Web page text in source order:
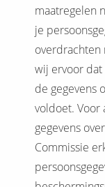
maatregelen
je
overdrachten
wij ervoor
de gegevens
voldoet. Voor
gegevens
Commissie